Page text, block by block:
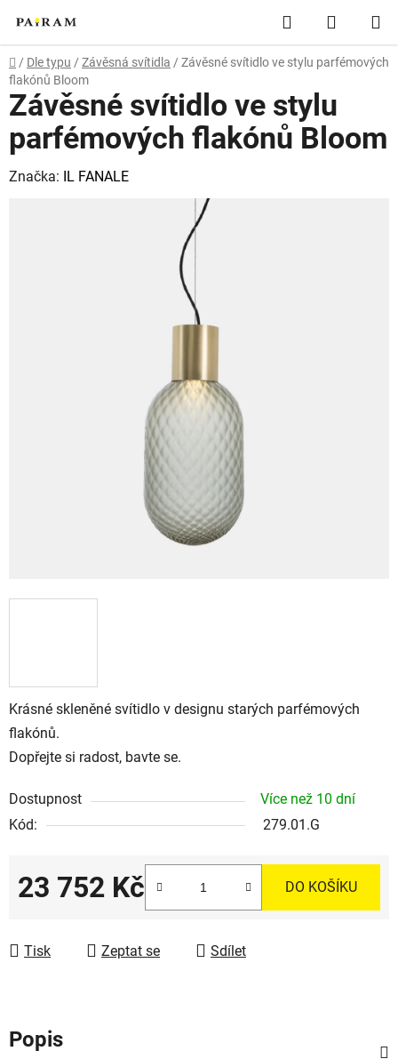
obsah
Hledat
KOŠÍK
Domů
/ Dle typu / Závěsná svítidla / Závěsné svítidlo ve stylu parfémových
flakónů Bloom
Krásné skleněné svítidlo v designu starých parfémových
flakónů.
Dopřejte si radost, bavte se.
Dostupnost
Více než 10 dní
Kód:
279.01.G
23 752 Kč DO KOŠÍKU
Tisk Zeptat se Sdílet
Závěsné svítidlo ve stylu
parfémových flakónů Bloom
Značka: IL FANALE
Popis